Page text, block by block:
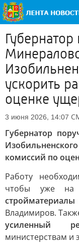
ускорить
оценке
3 июня 2026, 14:07
Губернатор
комиссий по
Работу
чтобы уже на
Владимиров.
усиленный
министерствам и